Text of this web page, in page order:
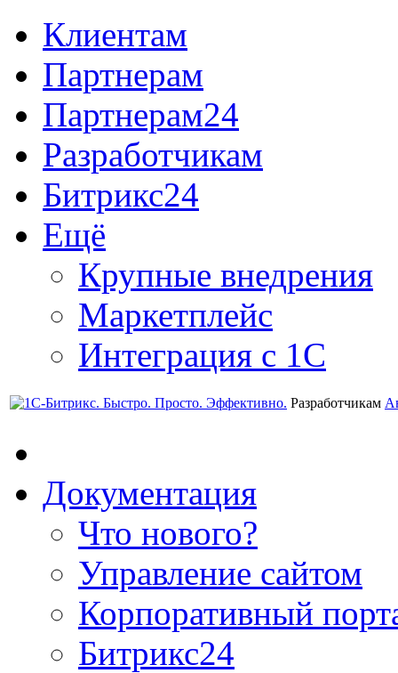
Клиентам
Партнерам
Партнерам24
Разработчикам
Битрикс24
Ещё
Крупные внедрения
Маркетплейс
Интеграция с 1С
Разработчикам
Документация
Что нового?
Управление сайтом
Корпоративный
Битрикс24